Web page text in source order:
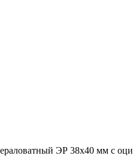
ЭР 38х40 мм с